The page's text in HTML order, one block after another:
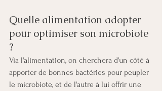
Quelle alimentation adopter
pour optimiser son microbiote
?
Via l'alimentation, on cherchera d'un côté à
apporter de bonnes bactéries pour peupler
le microbiote, et de l'autre à lui offrir une